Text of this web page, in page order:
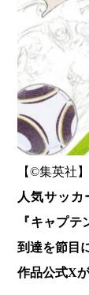
【©️集英社】
人気サッカ
『キャプ
到達を節目
作品公式X